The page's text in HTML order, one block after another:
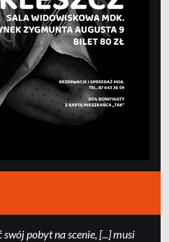
po­byt na sce­nie, [...] mu­si